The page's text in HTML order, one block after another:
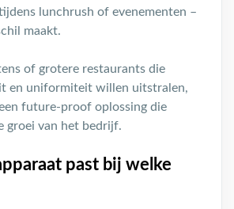
lunchrush of evenementen –
maakt.
of grotere restaurants die
en uniformiteit willen uitstralen,
future-proof oplossing die
groei van het bedrijf.
past bij welke